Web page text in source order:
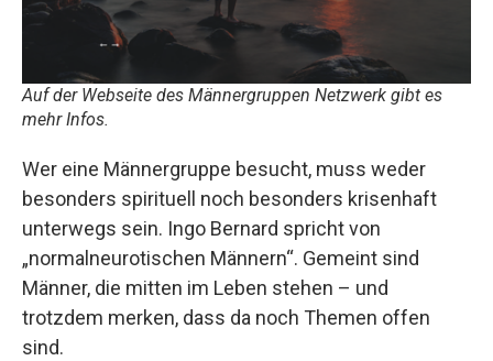
Auf der Webseite des Männergruppen Netzwerk gibt es
mehr Infos.
Wer eine Männergruppe besucht, muss weder
besonders spirituell noch besonders krisenhaft
unterwegs sein. Ingo Bernard spricht von
„normalneurotischen Männern“. Gemeint sind
Männer, die mitten im Leben stehen – und
trotzdem merken, dass da noch Themen offen
sind.